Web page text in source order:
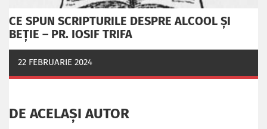
CE SPUN SCRIPTURILE DESPRE ALCOOL ȘI
BEȚIE – PR. IOSIF TRIFA
22 FEBRUARIE 2024
DE ACELAȘI AUTOR